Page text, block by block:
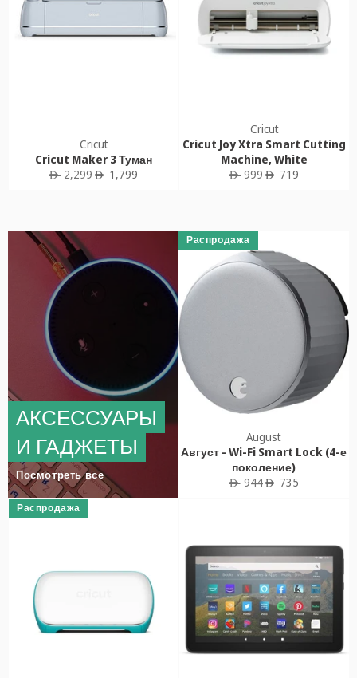
Cricut
Cricut Maker 3 Туман
Обычная
ê 2,299Цена
ê 1,799
Cricut
Cricut Joy Xtra Smart Cutting
Machine, White
Обычная
ê 999Цена
ê 719
АКСЕССУАРЫ
И ГАДЖЕТЫ
Посмотреть все
August
Август - Wi-Fi Smart Lock (4-е
поколение)
Обычная
ê 944Цена
ê 735
Распродажа
Распродажа